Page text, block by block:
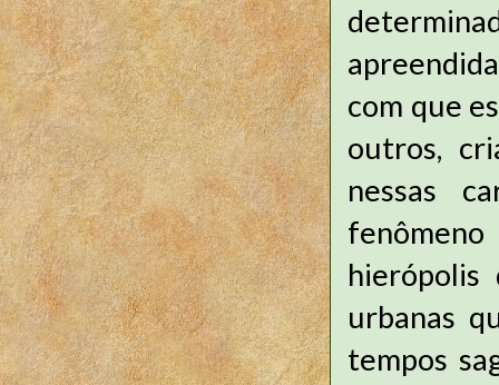
com que
outros,
nessas
hierópolis
urbanas
tempos